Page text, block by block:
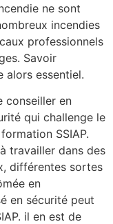
ne sont
incendies
professionnels
Savoir
alors essentiel.
conseiller en
qui challenge le
SSIAP.
travailler dans des
différentes sortes
en
en sécurité peut
il en est de